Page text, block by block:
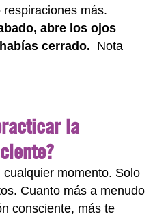
más.
abre los ojos
cerrado. Nota
la
momento. Solo
Cuanto más a menudo
consciente, más te